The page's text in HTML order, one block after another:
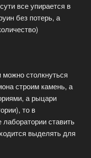
все упирается в
без потерь, а
столкнуться
строим камень, а
а рыцари
то в
ставить
выделять для